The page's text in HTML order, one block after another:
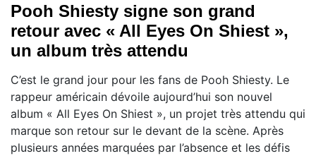
Pooh Shiesty signe son grand
retour avec « All Eyes On Shiest »,
un album très attendu
C’est le grand jour pour les fans de Pooh Shiesty. Le
rappeur américain dévoile aujourd’hui son nouvel
album « All Eyes On Shiest », un projet très attendu qui
marque son retour sur le devant de la scène. Après
plusieurs années marquées par l’absence et les défis